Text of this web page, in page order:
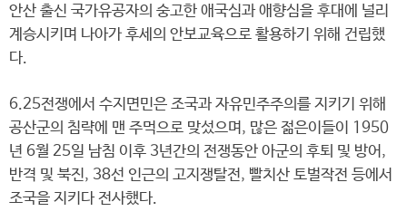
안산 출신 국가유공자의 숭고한 애국심과 애향심을 후대에 널리
계승시키며 나아가 후세의 안보교육으로 활용하기 위해 건립했
다.
6.25전쟁에서 수지면민은 조국과 자유민주주의를 지키기 위해
공산군의 침략에 맨 주먹으로 맞섰으며, 많은 젊은이들이 1950
년 6월 25일 남침 이후 3년간의 전쟁동안 아군의 후퇴 및 방어,
반격 및 북진, 38선 인근의 고지쟁탈전, 빨치산 토벌작전 등에서
조국을 지키다 전사했다.